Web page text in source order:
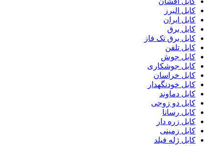
کابل البرز
کابل ایران
کابل برق
کابل برق تک فاز
کابل تلفن
کابل جوش
کابل جوشکاری
کابل خراسان
کابل خودنگهدار
کابل دماوند
کابل دو زوجی
کابل رسانا
کابل زره دار
کابل زمینی
کابل ژله فیلد